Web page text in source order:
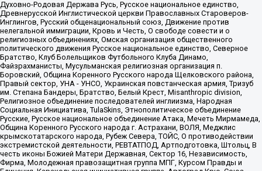
Духовно-Родовая Держава Русь, Русское национальное единство,
Древнерусской Инглистической церкви Православных Староверов-
Инглингов, Русский общенациональный союз, Движение против
нелегальной иммиграции, Кровь и Честь, О свободе совести и о
религиозных объединениях, Омская организация общественного
политического движения Русское национальное единство, Северное
Братство, Клуб Болельщиков Футбольного Клуба Динамо,
Файзрахманисты, Мусульманская религиозная организация п.
Боровский, Община Коренного Русского народа Щелковского района,
Правый сектор, УНА - УНСО, Украинская повстанческая армия, Тризуб
им. Степана Бандеры, Братство, Белый Крест, Misanthropic division,
Религиозное объединение последователей инглиизма, Народная
Социальная Инициатива, TulaSkins, Этнополитическое объединение
Русские, Русское национальное объединение Атака, Мечеть Мирмамеда,
Община Коренного Русского народа г. Астрахани, ВОЛЯ, Меджлис
крымскотатарского народа, Рубеж Севера, ТОЙС, О противодействии
экстремистской деятельности, РЕВТАТПОД, Артподготовка, Штольц, В
честь иконы Божией Матери Державная, Сектор 16, Независимость,
Фирма, Молодежная правозащитная группа МПГ, Курсом Правды и